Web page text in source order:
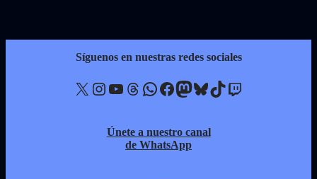
Síguenos en nuestras redes sociales
X Instagram YouTube Threads WhatsApp Facebook Mastodon Bluesky TikTok Twitch
Únete a nuestro canal
de WhatsApp